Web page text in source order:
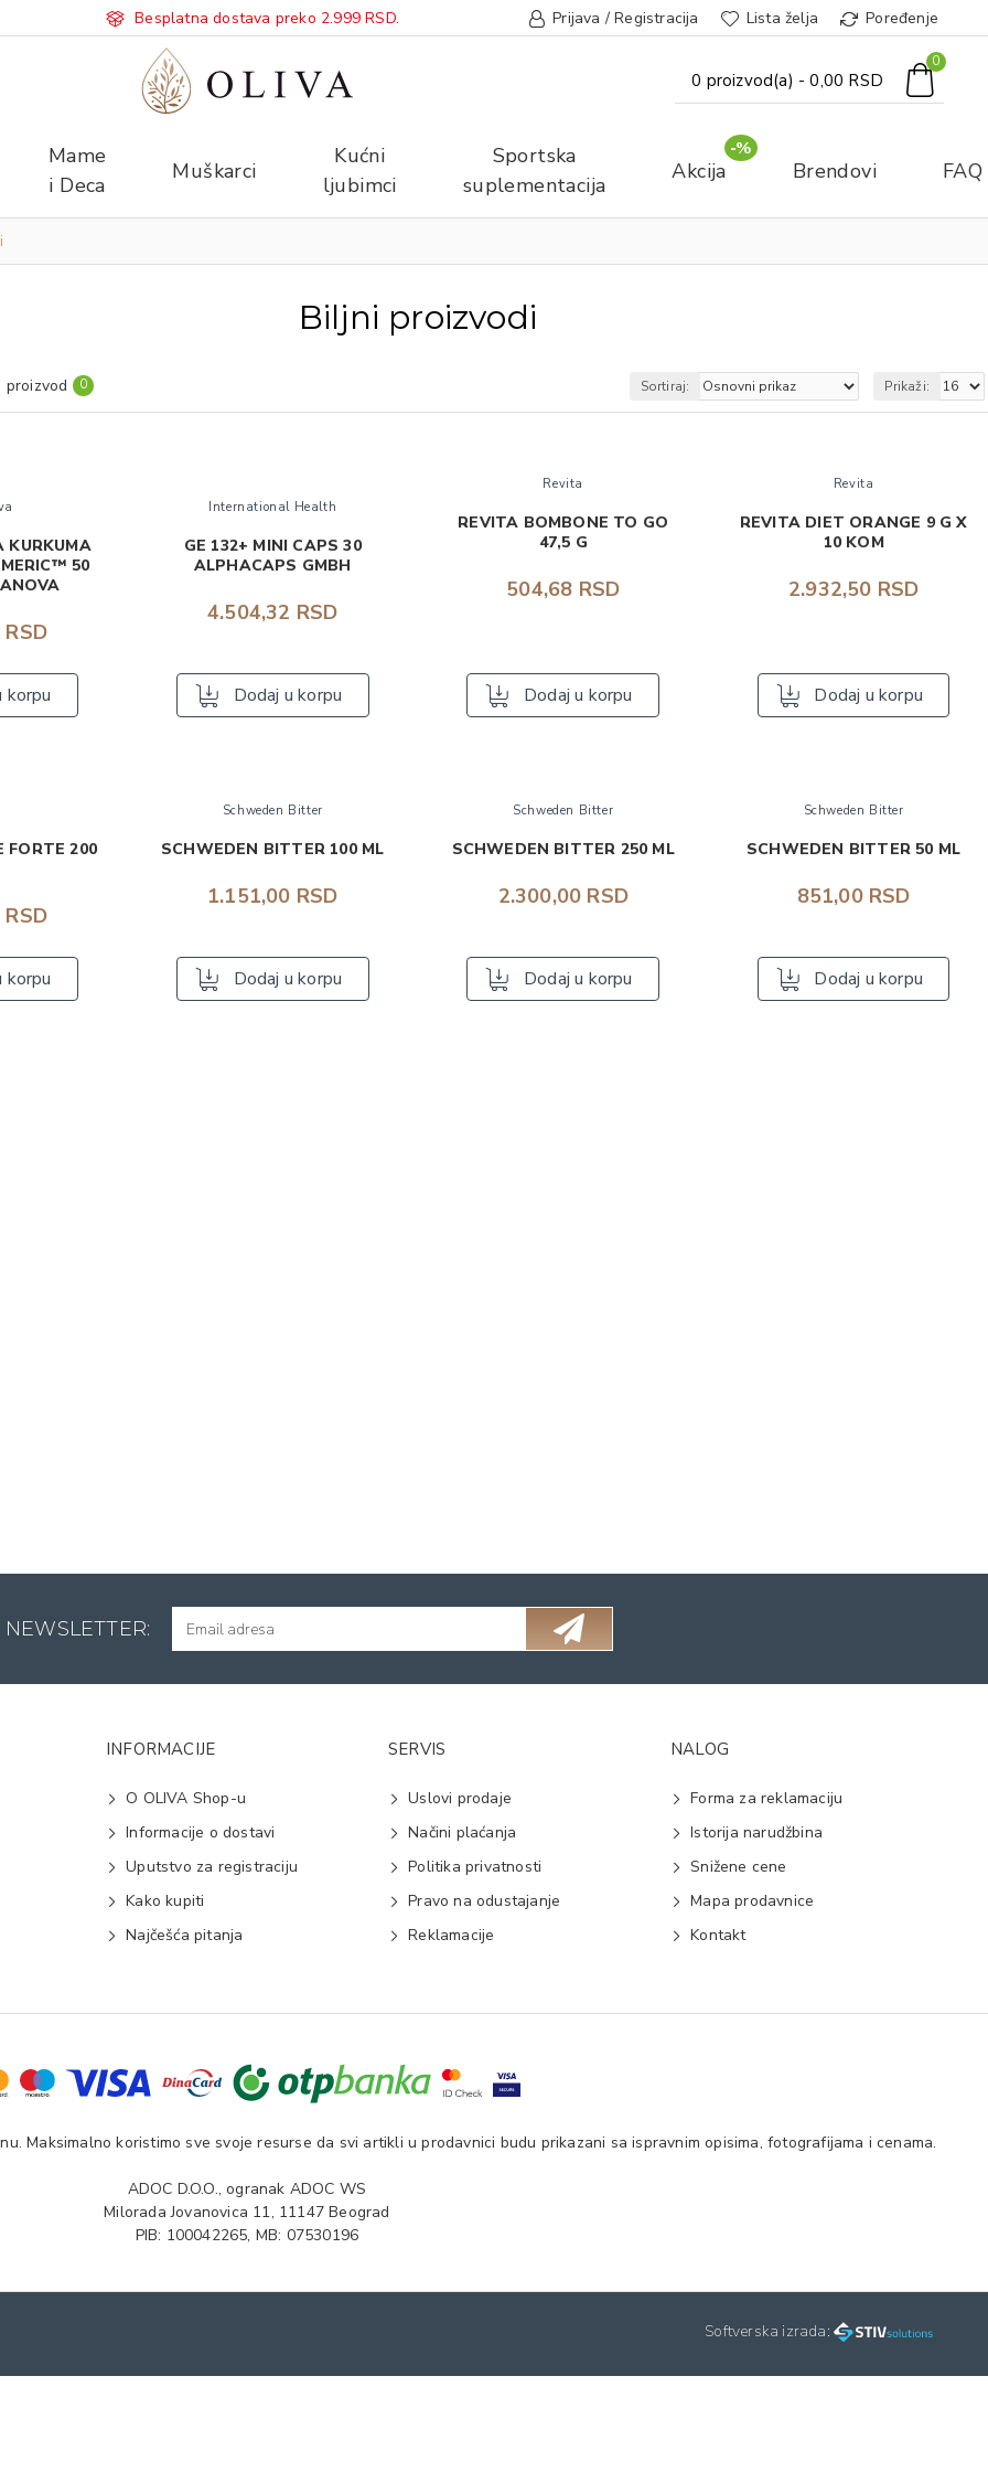
Besplatna dostava preko 2.999 RSD. Prijava / Registracija Lista želja Poređenje
0 proizvod(a) - 0,00 RSD
0
Mame
i Deca
Muškarci
Kućni
ljubimci
Sportska
suplementacija
Akcija
-%
Brendovi FAQ
Biljni proizvodi
proizvod 0 Sortiraj: Prikaži:
KURKUMA
50
korpu
International Health
GE 132+ MINI CAPS 30
ALPHACAPS GMBH
4.504,32 RSD
Dodaj u korpu
Revita
REVITA BOMBONE TO GO
47,5 G
504,68 RSD
Dodaj u korpu
Revita
REVITA DIET ORANGE 9 G X
10 KOM
2.932,50 RSD
Dodaj u korpu
FORTE 200
korpu
Schweden Bitter
SCHWEDEN BITTER 100 ML
1.151,00 RSD
Dodaj u korpu
Schweden Bitter
SCHWEDEN BITTER 250 ML
2.300,00 RSD
Dodaj u korpu
Schweden Bitter
SCHWEDEN BITTER 50 ML
851,00 RSD
Dodaj u korpu
INFORMACIJE
O OLIVA Shop-u
Informacije o dostavi
Uputstvo za registraciju
Kako kupiti
Najčešća pitanja
SERVIS
Uslovi prodaje
Načini plaćanja
Politika privatnosti
Pravo na odustajanje
Reklamacije
NALOG
Forma za reklamaciju
Istorija narudžbina
Snižene cene
Mapa prodavnice
Kontakt
Maksimalno koristimo sve svoje resurse da svi artikli u prodavnici budu prikazani sa ispravnim opisima, fotografijama i cenama.
ADOC D.O.O., ogranak ADOC WS
Milorada Jovanovica 11, 11147 Beograd
PIB: 100042265, MB: 07530196
Softverska izrada: